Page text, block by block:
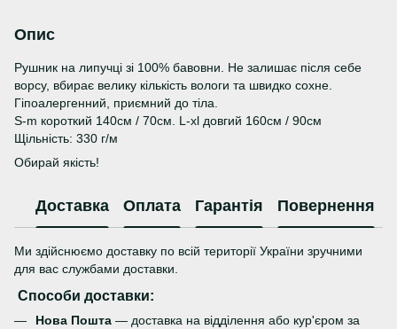
Опис
Рушник на липучці зі 100% бавовни. Не залишає після себе
ворсу, вбирає велику кількість вологи та швидко сохне.
Гіпоалергенний, приємний до тіла.
S-m короткий 140см / 70см. L-xl довгий 160см / 90см
Щільність: 330 г/м
Обирай якість!
Доставка Оплата Гарантія Повернення
Ми здійснюємо доставку по всій території України зручними
для вас службами доставки.
Способи доставки:
Нова Пошта — доставка на відділення або кур'єром за